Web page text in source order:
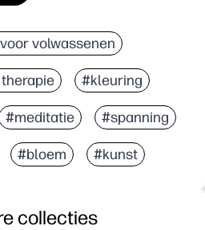
volwassenen
#kleuring
#meditatie #spanning
#bloem #kunst
collecties